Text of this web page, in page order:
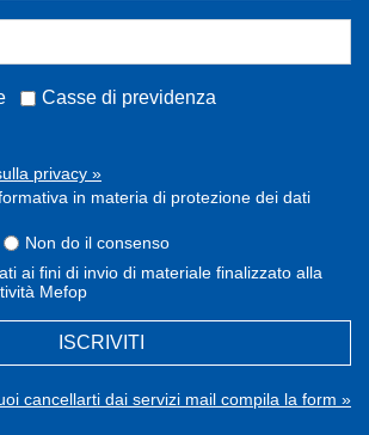
Casse di previdenza
privacy »
in materia di protezione dei dati
Non do il consenso
ai fini di invio di materiale finalizzato alla
Mefop
ISCRIVITI
cancellarti dai servizi mail compila la form »